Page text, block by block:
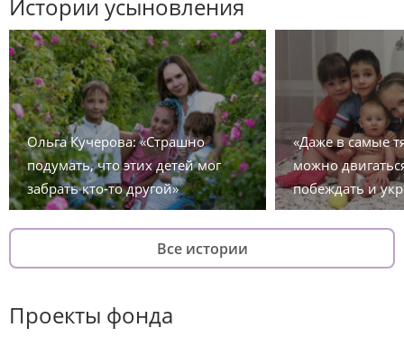
Истории усыновления
Ольга Кучерова: «Страшно
подумать, что этих детей мог
забрать кто-то другой»
«Даже в самые
можно
побеждать и
Все истории
Проекты фонда